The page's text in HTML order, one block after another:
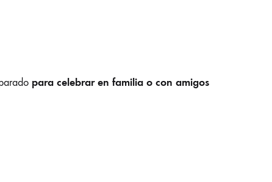
para celebrar en familia o con amigos